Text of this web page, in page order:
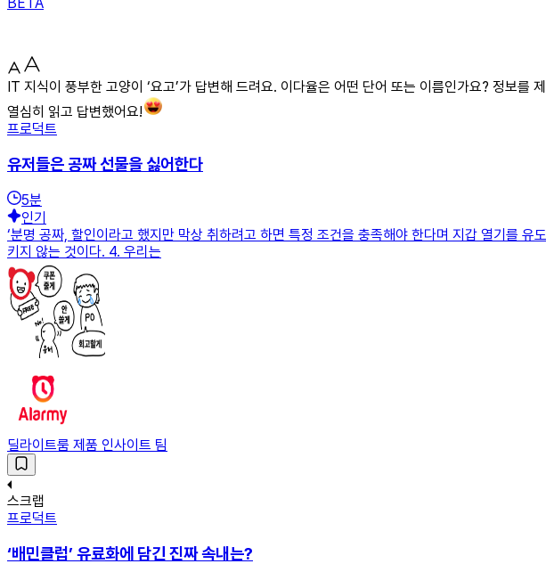
IT 지식이 풍부한 고양이 ‘요고’가 답변해 드려요. 이다율은 어떤 단어 또는 이름인가요? 정보를
열심히 읽고 답변했어요!
프로덕트
유저들은 공짜 선물을 싫어한다
5분
인기
‘분명 공짜, 할인이라고 했지만 막상 취하려고 하면 특정 조건을 충족해야 한다며 지갑 열기를 유
키지 않는 것이다. 4. 우리는
딜라이트룸 제품 인사이트 팀
스크랩
프로덕트
‘배민클럽’ 유료화에 담긴 진짜 속내는?